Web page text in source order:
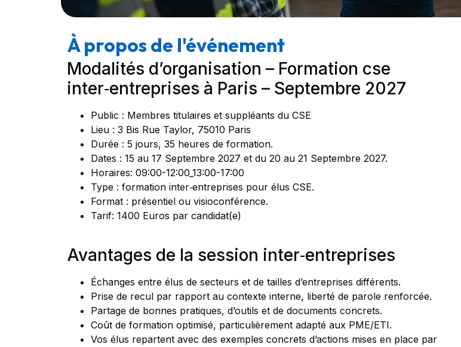
À propos de l'événement
Modalités d’organisation – Formation cse
inter‑entreprises à Paris – Septembre 2027
Public : Membres titulaires et suppléants du CSE
Lieu : 3 Bis Rue Taylor, 75010 Paris
Durée : 5 jours, 35 heures de formation.
Dates : 15 au 17 Septembre 2027 et du 20 au 21 Septembre 2027.
Horaires: 09:00-12:00_13:00-17:00
Type : formation inter‑entreprises pour élus CSE.
Format : présentiel ou visioconférence.
Tarif: 1400 Euros par candidat(e)
Avantages de la session inter‑entreprises
Échanges entre élus de secteurs et de tailles d’entreprises différents.
Prise de recul par rapport au contexte interne, liberté de parole renforcée.
Partage de bonnes pratiques, d’outils et de documents concrets.
Coût de formation optimisé, particulièrement adapté aux PME/ETI.
Vos élus repartent avec des exemples concrets d’actions mises en place par